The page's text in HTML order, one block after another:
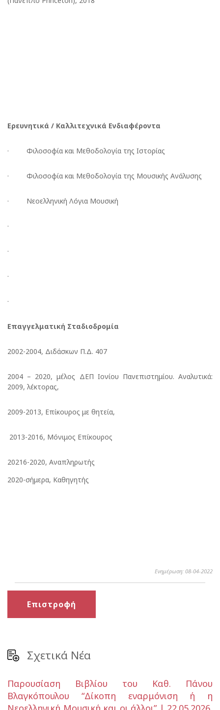
Ερευνητικά / Καλλιτεχνικά Ενδιαφέροντα
· Φιλοσοφία και Μεθοδολογία της Ιστορίας
· Φιλοσοφία και Μεθοδολογία της Μουσικής Ανάλυσης
· Νεοελληνική Λόγια Μουσική
·
·
·
·
Επαγγελματική Σταδιοδρομία
2002-2004, Διδάσκων Π.Δ. 407
2004 – 2020, μέλος ΔΕΠ Ιονίου Πανεπιστημίου. Αναλυτικά:
2009, λέκτορας,
2009-2013, Επίκουρος με θητεία,
2013-2016, Μόνιμος Επίκουρος
20216-2020, Αναπληρωτής
2020-σήμερα, Καθηγητής
Ενημέρωση: 08-04-2022
Επιστροφή
Σχετικά Νέα
Παρουσίαση Βιβλίου του Καθ. Πάνου
Βλαγκόπουλου “Δίκοπη εναρμόνιση ή η